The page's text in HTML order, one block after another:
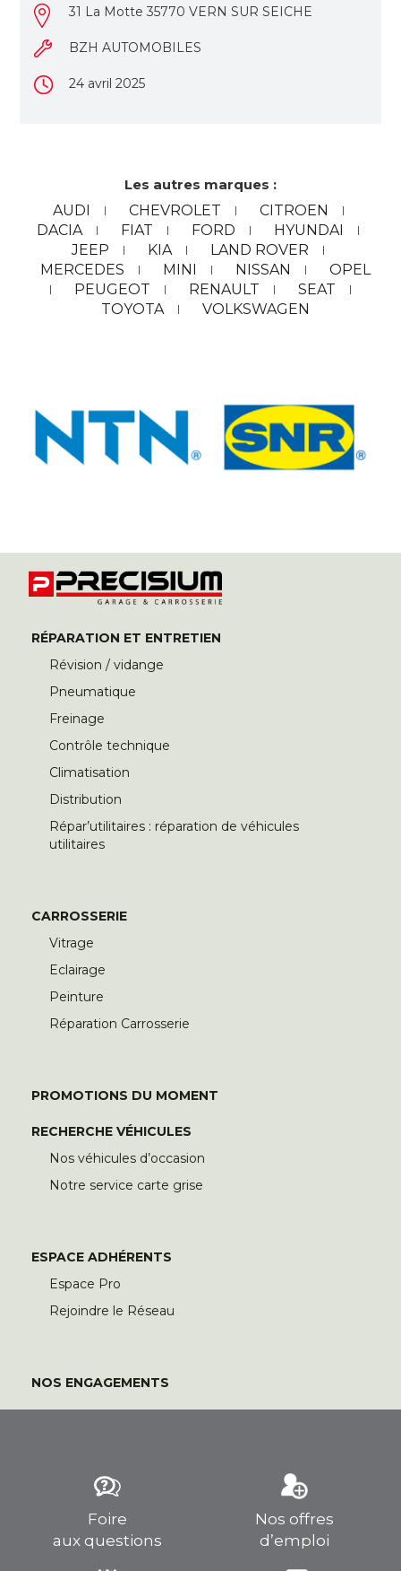
31 La Motte 35770 VERN SUR SEICHE
BZH AUTOMOBILES
24 avril 2025
Les autres marques :
AUDI
CHEVROLET
CITROEN
DACIA
FIAT FORD
HYUNDAI
JEEP
KIA
LAND ROVER
MERCEDES
MINI NISSAN
OPEL
PEUGEOT
RENAULT
SEAT
TOYOTA
VOLKSWAGEN
RÉPARATION ET ENTRETIEN
Révision / vidange
Pneumatique
Freinage
Contrôle technique
Climatisation
Distribution
Répar’utilitaires : réparation de véhicules
utilitaires
CARROSSERIE
Vitrage
Eclairage
Peinture
Réparation Carrosserie
PROMOTIONS DU MOMENT
RECHERCHE VÉHICULES
Nos véhicules d’occasion
Notre service carte grise
ESPACE ADHÉRENTS
Espace Pro
Rejoindre le Réseau
NOS ENGAGEMENTS
Foire
aux questions
Nos offres
d’emploi